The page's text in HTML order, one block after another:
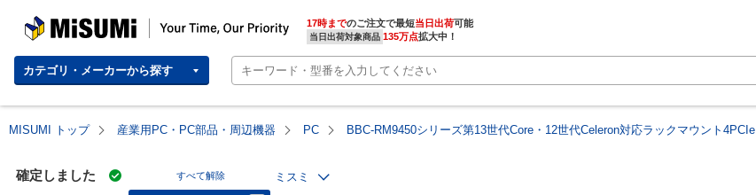
MISUMI | Your Time, Our Priority 17時までのご注文で最短当日出荷
当日出荷対象商品 135万点拡大中！
カテゴリ・メーカーから探す
MISUMI トップ 産業用PC・PC部品・周辺機器 PC BBC-RM9450シリーズ第13世代Core・12世代Celeron対応ラックマウント4PCIe
確定しました すべて解除 ミスミ